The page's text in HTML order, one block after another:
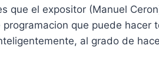
que el expositor (Manuel
que puede hacer
al grado de